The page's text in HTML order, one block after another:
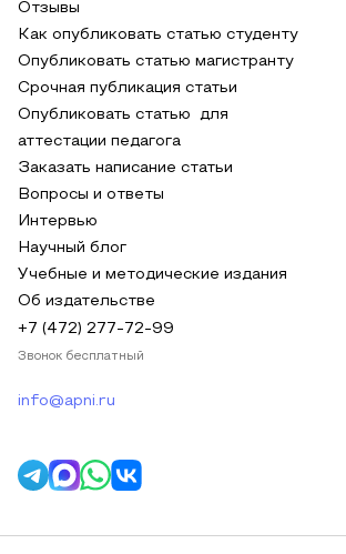
Отзывы
Как опубликовать статью студенту
Опубликовать статью магистранту
Срочная публикация статьи
Опубликовать статью для
аттестации педагога
Заказать написание статьи
Вопросы и ответы
Интервью
Научный блог
Учебные и методические издания
Об издательстве
+7 (472) 277-72-99
Звонок бесплатный
info@apni.ru